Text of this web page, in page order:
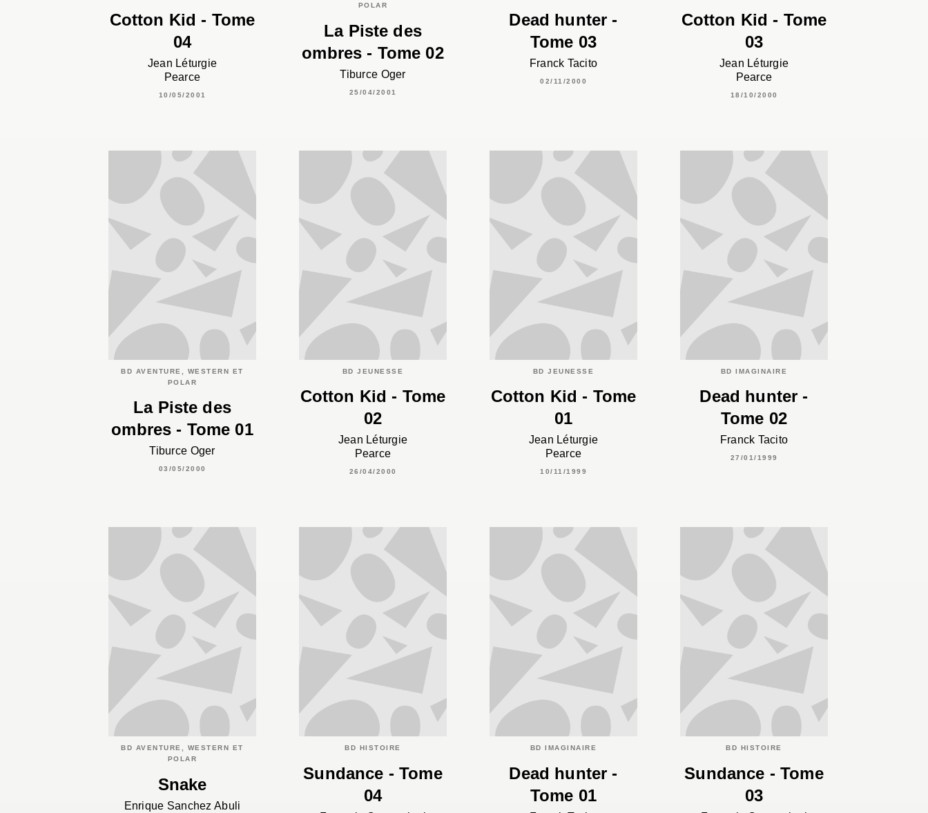
Cotton Kid - Tome
04
Jean Léturgie
Pearce
10/05/2001
POLAR
La Piste des
ombres - Tome 02
Tiburce Oger
25/04/2001
Dead hunter -
Tome 03
Franck Tacito
02/11/2000
Cotton Kid - Tome
03
Jean Léturgie
Pearce
18/10/2000
BD AVENTURE, WESTERN ET
POLAR
La Piste des
ombres - Tome 01
Tiburce Oger
03/05/2000
BD JEUNESSE
Cotton Kid - Tome
02
Jean Léturgie
Pearce
26/04/2000
BD JEUNESSE
Cotton Kid - Tome
01
Jean Léturgie
Pearce
10/11/1999
BD IMAGINAIRE
Dead hunter -
Tome 02
Franck Tacito
27/01/1999
BD AVENTURE, WESTERN ET
POLAR
Snake
Enrique Sanchez Abuli
BD HISTOIRE
Sundance - Tome
04
BD IMAGINAIRE
Dead hunter -
Tome 01
BD HISTOIRE
Sundance - Tome
03